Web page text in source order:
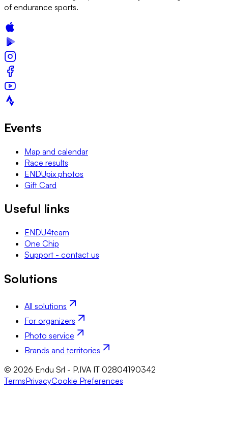
of endurance sports.
Events
Map and calendar
Race results
ENDUpix photos
Gift Card
Useful links
ENDU4team
One Chip
Support - contact us
Solutions
All solutions
For organizers
Photo service
Brands and territories
© 2026 Endu Srl - P.IVA IT 02804190342
TermsPrivacyCookie Preferences